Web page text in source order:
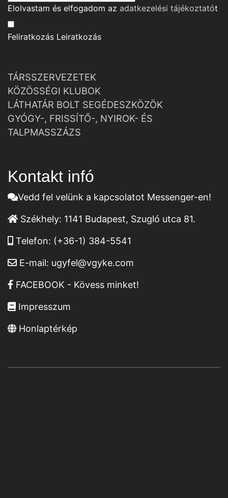
Elolvastam és elfogadom az adatkezelési tájékoztatót
Feliratkozás Leiratkozás
TÁRSSZERVEZETEK
KÖZÖSSÉGI KLUBOK
LÁTHATÁR BOLT SEGÉDESZKÖZÖK
GYÓGY-, FRISSÍTŐ-, NYIROK- ÉS
TALPMASSZÁZS
Kontakt infó
Vedd fel velünk a kapcsolatot Messenger-en!
Székhely: 1141 Budapest, Szugló utca 81.
Telefon: (+36-1) 384-5541
E-mail: ugyfel@vgyke.com
FACEBOOK - Kövess minket!
Impresszum
Honlaptérkép